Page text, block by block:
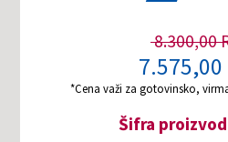
8.300,00
7.575,00
*Cena važi za gotovinsko,
Šifra